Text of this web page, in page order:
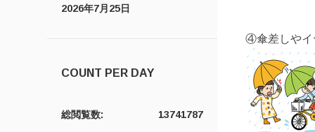
2026年7月25日
COUNT PER DAY
13741787
総閲覧数:
④傘差しやイ